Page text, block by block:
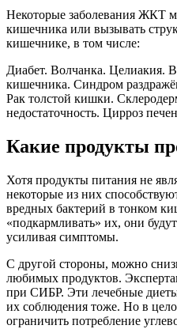
Некоторые заболевания ЖКТ
кишечника или вызывать
кишечнике, в том числе:
Диабет. Волчанка. Целиакия.
кишечника. Синдром
Рак толстой кишки.
недостаточность. Цирроз
Какие продукты
Хотя продукты питания не
некоторые из них
вредных бактерий в тонком
«подкармливать» их, они
усиливая симптомы.
С другой стороны, можно
любимых продуктов.
при СИБР. Эти лечебные
их соблюдения тоже. Но в
ограничить потребление